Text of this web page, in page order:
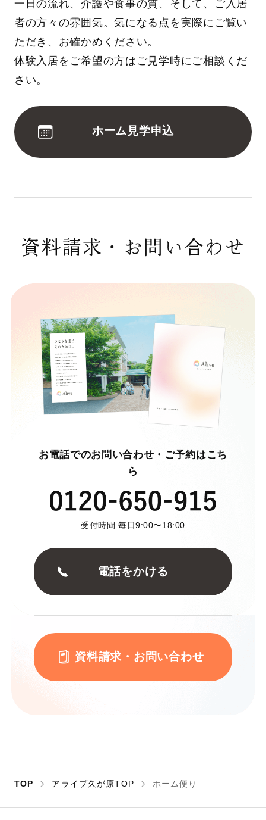
一日の流れ、介護や食事の質、そして、ご入居
者の方々の雰囲気。気になる点を実際にご覧い
ただき、お確かめください。
体験入居をご希望の方はご見学時にご相談くだ
さい。
ホーム見学申込
資料請求・お問い合わせ
お電話でのお問い合わせ・ご予約はこち
ら
受付時間 毎日9:00〜18:00
電話をかける
資料請求・お問い合わせ
TOP アライブ久が原TOP ホーム便り